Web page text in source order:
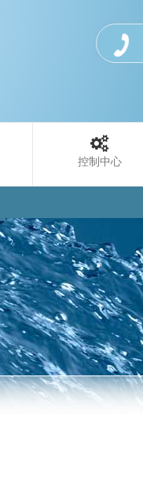
控制中心